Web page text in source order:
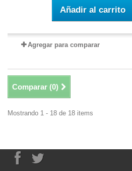
Añadir al carrito
Agregar para comparar
Comparar (0)
Mostrando 1 - 18 de 18 items